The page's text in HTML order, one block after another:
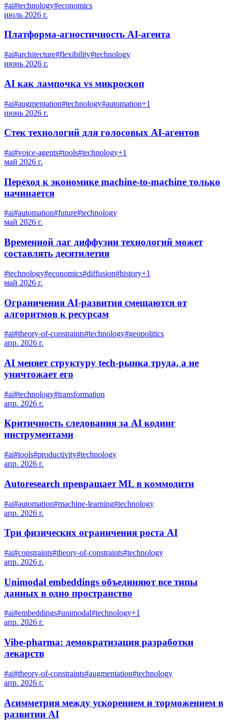
#ai#technology#economics
июль 2026 г.
Платформа-агностичность AI-агента
#ai#architecture#flexibility#technology
июнь 2026 г.
AI как лампочка vs микроскоп
#ai#augmentation#technology#automation+1
июнь 2026 г.
Стек технологий для голосовых AI-агентов
#ai#voice-agents#tools#technology+1
май 2026 г.
Переход к экономике machine-to-machine только
начинается
#ai#automation#future#technology
май 2026 г.
Временной лаг диффузии технологий может
составлять десятилетия
#technology#economics#diffusion#history+1
май 2026 г.
Ограничения AI-развития смещаются от
алгоритмов к ресурсам
#ai#theory-of-constraints#technology#geopolitics
апр. 2026 г.
AI меняет структуру tech-рынка труда, а не
уничтожает его
#ai#technology#transformation
апр. 2026 г.
Критичность следования за AI кодинг
инструментами
#ai#tools#productivity#technology
апр. 2026 г.
Autoresearch превращает ML в коммодити
#ai#automation#machine-learning#technology
апр. 2026 г.
Три физических ограничения роста AI
#ai#constraints#theory-of-constraints#technology
апр. 2026 г.
Unimodal embeddings объединяют все типы
данных в одно пространство
#ai#embeddings#unimodal#technology+1
апр. 2026 г.
Vibe-pharma: демократизация разработки
лекарств
#ai#theory-of-constraints#augmentation#technology
апр. 2026 г.
Асимметрия между ускорением и торможением в
развитии AI